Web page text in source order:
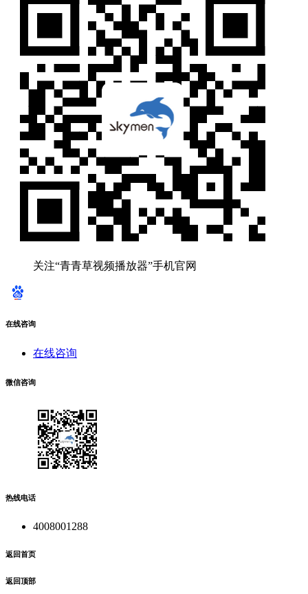
关注“青青草视频播放器”手机官网
在线咨询
在线咨询
微信咨询
热线电话
4008001288
返回首页
返回顶部